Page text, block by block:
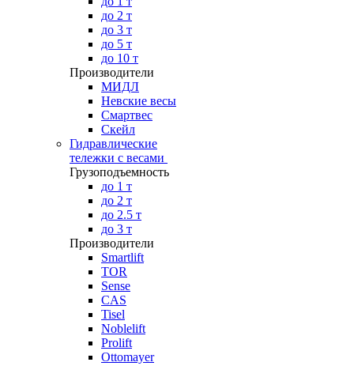
до 2 т
до 3 т
до 5 т
до 10 т
Производители
МИДЛ
Невские весы
Смартвес
Скейл
Гидравлические
тележки с весами
Грузоподъемность
до 1 т
до 2 т
до 2.5 т
до 3 т
Производители
Smartlift
TOR
Sense
CAS
Tisel
Noblelift
Prolift
Ottomayer